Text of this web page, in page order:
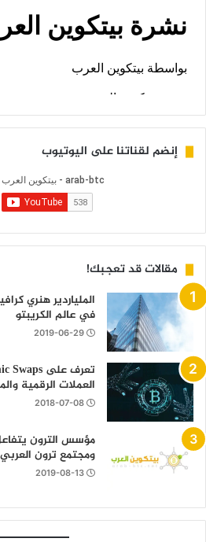
إنضم لقناتنا على اليوتيوب
مقالات قد تعجبك!
الملياردير هنري
في عالم الكريبتو
2019-06-29
العملات الرقمية
2018-07-08
مؤسس الترون
ومجتمع ترون
2019-08-13